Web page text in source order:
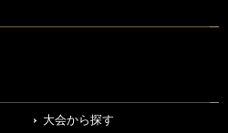
大会から探す